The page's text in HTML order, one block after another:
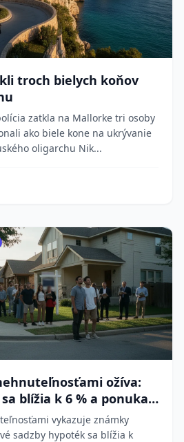
troch bielych koňov
zatkla na Mallorke tri osoby
ako biele kone na ukrývanie
oligarchu Nik...
ožíva:
blížia k 6 % a ponuka
vykazuje známky
sadzby hypoték sa blížia k